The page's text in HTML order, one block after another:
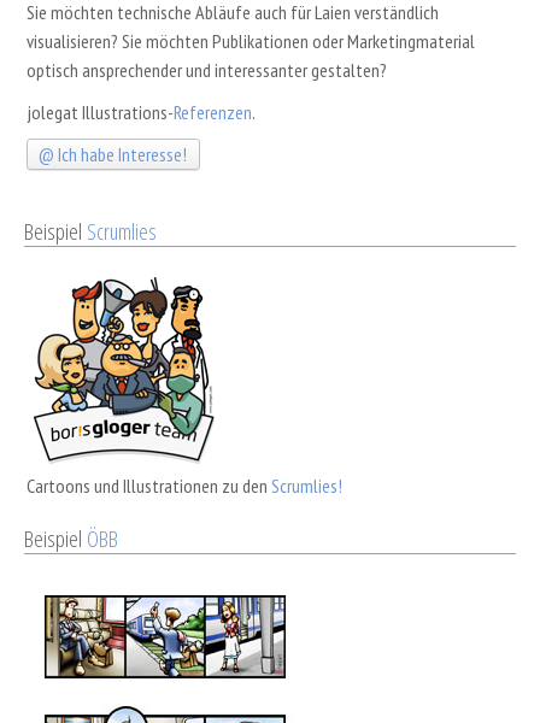
Sie möchten technische Abläufe auch für Laien verständlich
visualisieren? Sie möchten Publikationen oder Marketingmaterial
optisch ansprechender und interessanter gestalten?
jolegat Illustrations-Referenzen.
Ich habe Interesse!
Beispiel Scrumlies
Cartoons und Illustrationen zu den Scrumlies!
Beispiel ÖBB